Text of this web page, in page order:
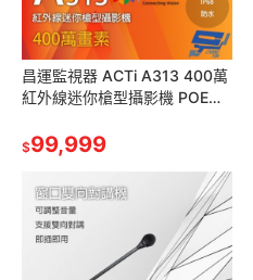
昌運監視器 ACTi A313 400萬
紅外線迷你槍型攝影機 POE供
請來電洽詢
$99,999